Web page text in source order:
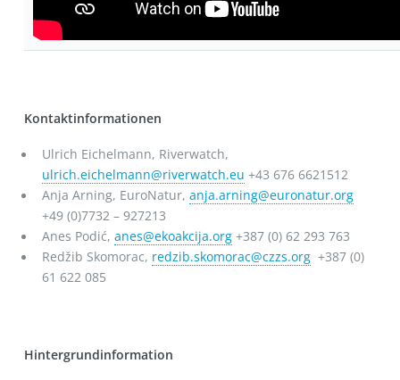
Kontaktinformationen
Ulrich Eichelmann, Riverwatch,
ulrich.eichelmann@riverwatch.eu +43 676 6621512
Anja Arning, EuroNatur, anja.arning@euronatur.org
+49 (0)7732 – 927213
Anes Podić, anes@ekoakcija.org+387 (0) 62 293 763
Redžib Skomorac, redzib.skomorac@czzs.org+387 (0)
61 622 085
Hintergrundinformation